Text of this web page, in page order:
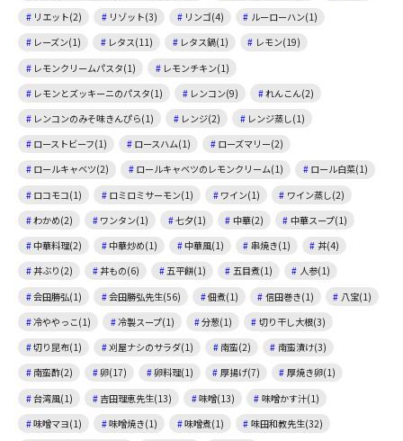
リエット(2)
リゾット(3) リンゴ(4)
ルーローハン(1)
レーズン(1)
レタス(11) レタス鍋(1)
レモン(19)
レモンクリームパスタ(1)
レモンチキン(1)
レモンとズッキーニのパスタ(1)
レンコン(9)
れんこん(2)
レンコンのみそ味きんぴら(1)
レンジ(2)
レンジ蒸し(1)
ローストビーフ(1)
ロースハム(1)
ローズマリー(2)
ロールキャベツ(2)
ロールキャベツのレモンクリーム(1)
ロール白菜(1)
ロコモコ(1)
ロミロミサーモン(1) ワイン(1)
ワイン蒸し(2)
わかめ(2)
ワンタン(1) 七夕(1) 中華(2)
中華スープ(1)
中華料理(2)
中華炒め(1) 中華風(1) 串焼き(1)
丼(4)
丼ぶり(2)
丼もの(6) 五平餅(1) 五目煮(1)
人参(1)
会田勝弘(1)
会田勝弘先生(56) 佃煮(1) 信田巻き(1)
八宝(1)
冷ややっこ(1)
冷製スープ(1) 分葱(1)
切り干し大根(3)
切り昆布(1)
刈屋ナシのサラダ(1) 南蛮(2)
南蛮漬け(3)
南蛮酢(2)
卵(17) 卵料理(1) 厚揚げ(7)
厚焼き卵(1)
台湾風(1)
吉田理恵先生(13) 味噌(13)
味噌かす汁(1)
味噌マヨ(1)
味噌焼き(1) 味噌煮(1)
味田和教先生(32)